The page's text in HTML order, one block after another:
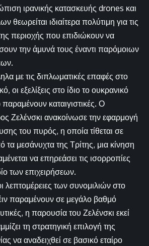
ιρανικής κατασκευής drones και
θεωρείται ιδιαίτερα πολύτιμη για τις
περιοχής που επιδιώκουν να
την άμυνά τους έναντι παρόμοιων
με τις διπλωματικές επαφές στο
οι εξελίξεις στο ίδιο το ουκρανικό
καταιγιστικές. Ο
Ζελένσκι ανακοίνωσε την εφαρμογή
του πυρός, η οποία τίθεται σε
τα μεσάνυχτα της Τρίτης, μια κίνηση
να επηρεάσει τις ισορροπίες
των επιχειρήσεων.
λεπτομέρειες των συνομιλιών στο
παραμένουν σε μεγάλο βαθμό
η παρουσία του Ζελένσκι εκεί
τη στρατηγική επιλογή της
να αναδειχθεί σε βασικό εταίρο